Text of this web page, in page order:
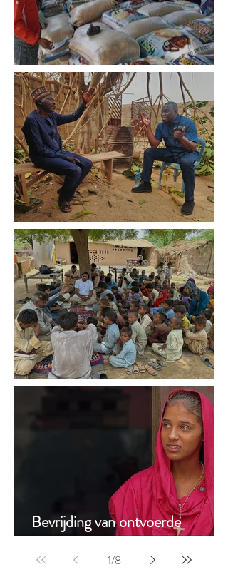
Voedseldistributie
Tijdelijke huisvesting
Steun aan bekeerde Hindoes
Bevrijding van ontvoerde
1/8